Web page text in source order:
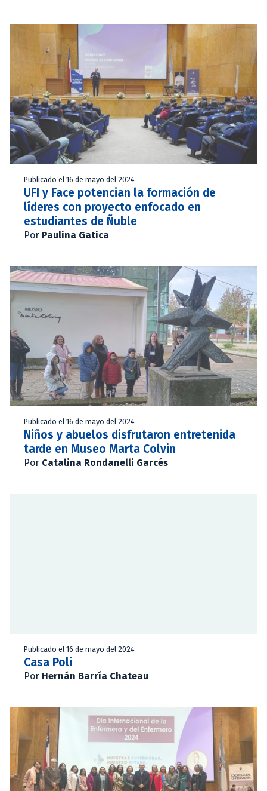
Publicado el 16 de mayo del 2024
UFI y Face potencian la formación de
líderes con proyecto enfocado en
estudiantes de Ñuble
Por Paulina Gatica
Publicado el 16 de mayo del 2024
Niños y abuelos disfrutaron entretenida
tarde en Museo Marta Colvin
Por Catalina Rondanelli Garcés
Publicado el 16 de mayo del 2024
Casa Poli
Por Hernán Barría Chateau